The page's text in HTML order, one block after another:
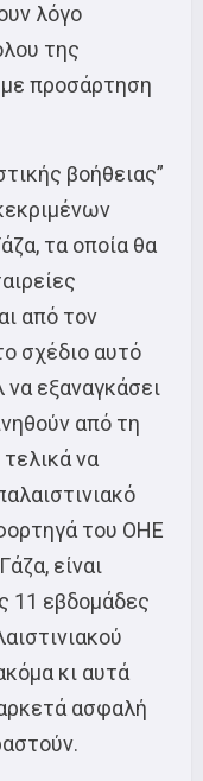
λόγο
της
με προσάρτηση
βοήθειας”
τα οποία θα
από τον
σχέδιο αυτό
εξαναγκάσει
από τη
να
του ΟΗΕ
είναι
11 εβδομάδες
κι αυτά
ασφαλή